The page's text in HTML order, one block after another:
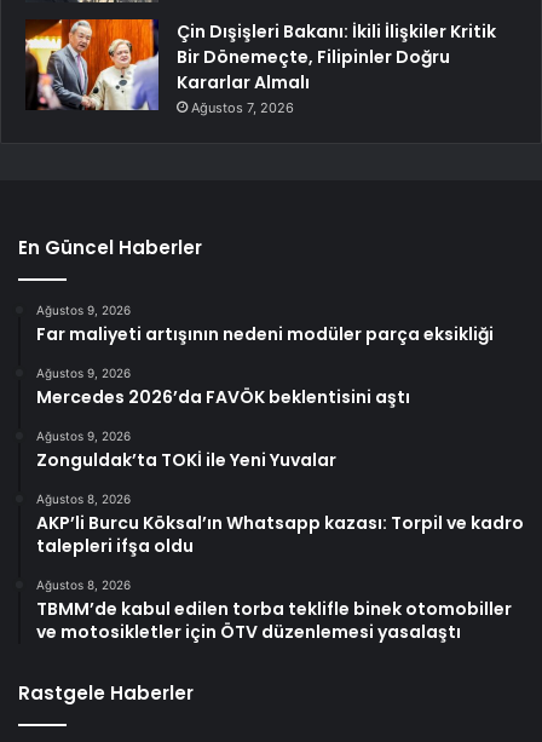
Çin Dışişleri Bakanı: İkili İlişkiler Kritik
Bir Dönemeçte, Filipinler Doğru
Kararlar Almalı
Ağustos 7, 2026
En Güncel Haberler
Ağustos 9, 2026
Far maliyeti artışının nedeni modüler parça eksikliği
Ağustos 9, 2026
Mercedes 2026’da FAVÖK beklentisini aştı
Ağustos 9, 2026
Zonguldak’ta TOKİ ile Yeni Yuvalar
Ağustos 8, 2026
AKP’li Burcu Köksal’ın Whatsapp kazası: Torpil ve kadro
talepleri ifşa oldu
Ağustos 8, 2026
TBMM’de kabul edilen torba teklifle binek otomobiller
ve motosikletler için ÖTV düzenlemesi yasalaştı
Rastgele Haberler